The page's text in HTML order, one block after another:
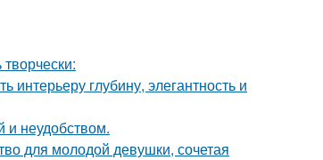
интерьеру глубину, элегантность и
и неудобством.
для молодой девушки, сочетая